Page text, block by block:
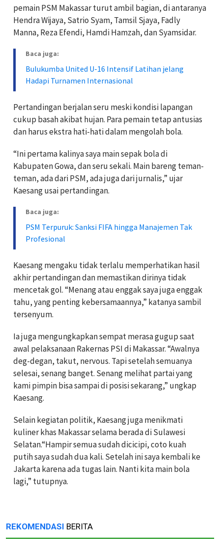
pemain PSM Makassar turut ambil bagian, di antaranya
Hendra Wijaya, Satrio Syam, Tamsil Sjaya, Fadly
Manna, Reza Efendi, Hamdi Hamzah, dan Syamsidar.
Baca juga:
Bulukumba United U-16 Intensif Latihan jelang
Hadapi Turnamen Internasional
Pertandingan berjalan seru meski kondisi lapangan
cukup basah akibat hujan. Para pemain tetap antusias
dan harus ekstra hati-hati dalam mengolah bola.
“Ini pertama kalinya saya main sepak bola di
Kabupaten Gowa, dan seru sekali. Main bareng teman-
teman, ada dari PSM, ada juga dari jurnalis,” ujar
Kaesang usai pertandingan.
Baca juga:
PSM Terpuruk: Sanksi FIFA hingga Manajemen Tak
Profesional
Kaesang mengaku tidak terlalu memperhatikan hasil
akhir pertandingan dan memastikan dirinya tidak
mencetak gol.“Menang atau enggak saya juga enggak
tahu, yang penting kebersamaannya,” katanya sambil
tersenyum.
Ia juga mengungkapkan sempat merasa gugup saat
awal pelaksanaan Rakernas PSI di Makassar.“Awalnya
deg-degan, takut, nervous. Tapi setelah semuanya
selesai, senang banget. Senang melihat partai yang
kami pimpin bisa sampai di posisi sekarang,” ungkap
Kaesang.
Selain kegiatan politik, Kaesang juga menikmati
kuliner khas Makassar selama berada di Sulawesi
Selatan.“Hampir semua sudah dicicipi, coto kuah
putih saya sudah dua kali. Setelah ini saya kembali ke
Jakarta karena ada tugas lain. Nanti kita main bola
lagi,” tutupnya.
REKOMENDASI BERITA